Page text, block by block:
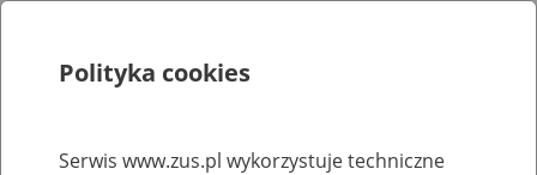
Polityka cookies
Serwis www.zus.pl wykorzystuje techniczne